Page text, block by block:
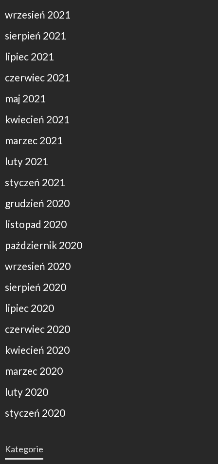
wrzesień 2021
sierpień 2021
lipiec 2021
czerwiec 2021
maj 2021
kwiecień 2021
marzec 2021
luty 2021
styczeń 2021
grudzień 2020
listopad 2020
październik 2020
wrzesień 2020
sierpień 2020
lipiec 2020
czerwiec 2020
kwiecień 2020
marzec 2020
luty 2020
styczeń 2020
Kategorie